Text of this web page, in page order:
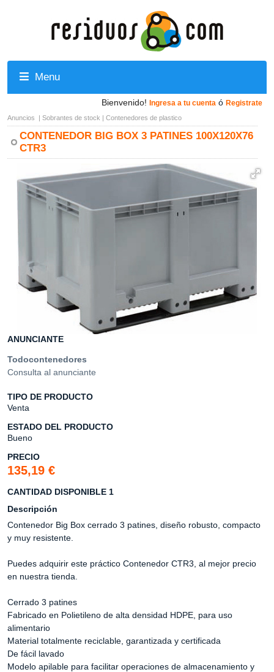
Menu
Bienvenido! Ingresa a tu cuenta ó Registrate
Anuncios | Sobrantes de stock | Contenedores de plastico
CONTENEDOR BIG BOX 3 PATINES 100X120X76
CTR3
ANUNCIANTE
Todocontenedores
Consulta al anunciante
TIPO DE PRODUCTO
Venta
ESTADO DEL PRODUCTO
Bueno
PRECIO
135,19 €
CANTIDAD DISPONIBLE 1
Descripción
Contenedor Big Box cerrado 3 patines, diseño robusto, compacto
y muy resistente.
Puedes adquirir este práctico Contenedor CTR3, al mejor precio
en nuestra tienda.
Cerrado 3 patines
Fabricado en Polietileno de alta densidad HDPE, para uso
alimentario
Material totalmente reciclable, garantizada y certificada
De fácil lavado
Modelo apilable para facilitar operaciones de almacenamiento y